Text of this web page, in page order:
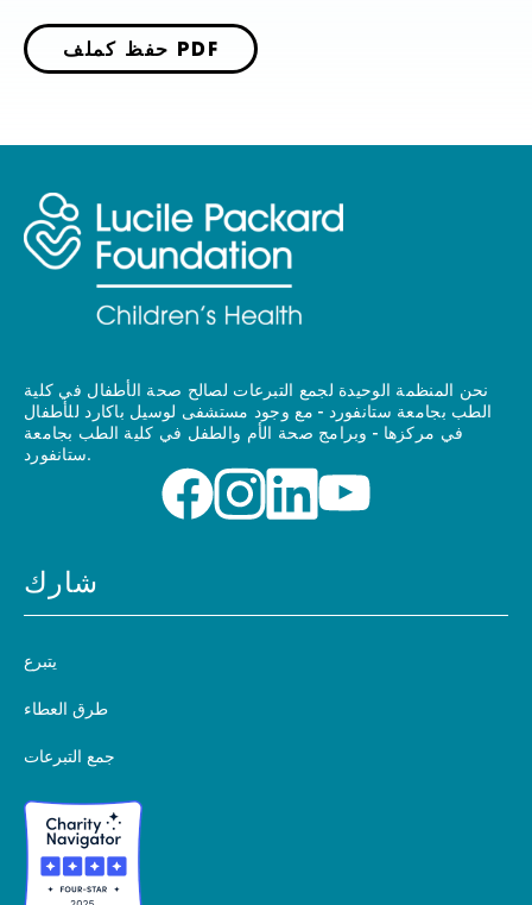
حفظ كملف PDF
نحن المنظمة الوحيدة لجمع التبرعات لصالح صحة الأطفال في كلية
الطب بجامعة ستانفورد - مع وجود مستشفى لوسيل باكارد للأطفال
في مركزها - وبرامج صحة الأم والطفل في كلية الطب بجامعة
ستانفورد.
شارك
يتبرع
طرق العطاء
جمع التبرعات